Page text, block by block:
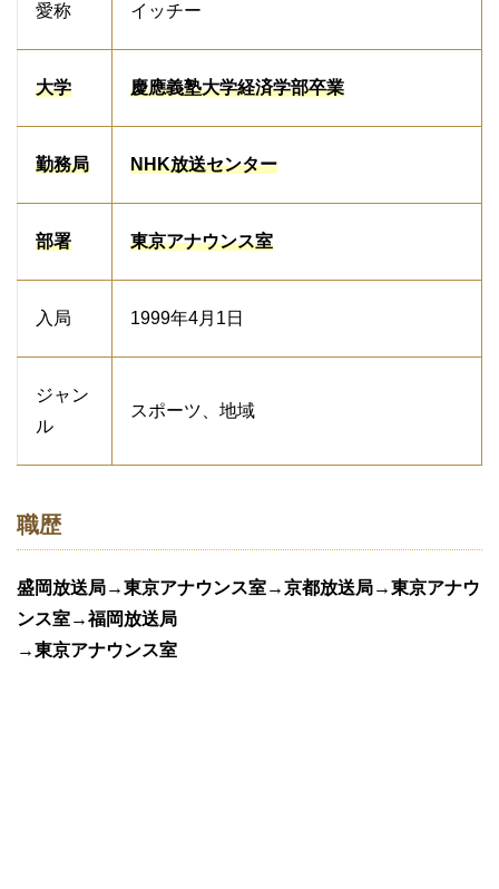
愛称 イッチー
大学 慶應義塾大学経済学部卒業
勤務局 NHK放送センター
部署 東京アナウンス室
入局 1999年4月1日
ジャン
ル
スポーツ、地域
職歴
盛岡放送局→東京アナウンス室→京都放送局→東京アナウ
ンス室→福岡放送局
→東京アナウンス室